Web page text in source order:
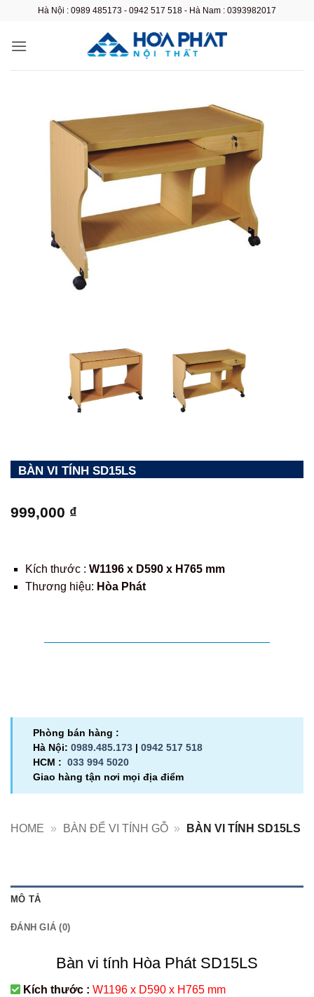
nội
Hà Nội : 0989 485173 - 0942 517 518 - Hà Nam : 0393982017
BÀN VI TÍNH SD15LS
999,000 ₫
Kích thước : W1196 x D590 x H765 mm
Thương hiệu: Hòa Phát
Phòng bán hàng :
Hà Nội: 0989.485.173 | 0942 517 518
HCM : 033 994 5020
Giao hàng tận nơi mọi địa điểm
HOME » BÀN ĐỂ VI TÍNH GỖ » BÀN VI TÍNH SD15LS
MÔ TẢ
ĐÁNH GIÁ (0)
Bàn vi tính Hòa Phát SD15LS
Kích thước : W1196 x D590 x H765 mm